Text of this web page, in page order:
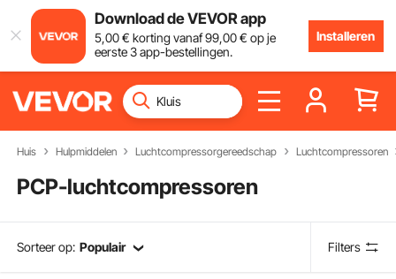
Download de VEVOR app
5,00€ korting vanaf99,00€ op je
eerste 3 app-bestellingen.
Installeren
Huis Hulpmiddelen Luchtcompressorgereedschap Luchtcompressoren
PCP-luchtcompressoren
Sorteer op: Populair Filters